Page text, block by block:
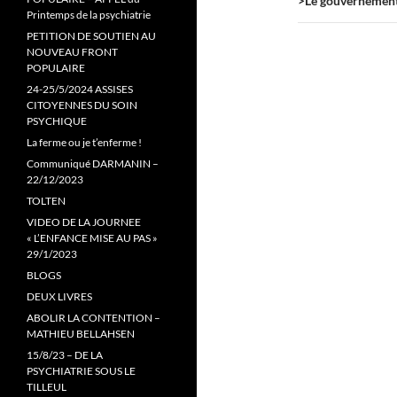
Printemps de la psychiatrie
PETITION DE SOUTIEN AU
NOUVEAU FRONT
POPULAIRE
24-25/5/2024 ASSISES
CITOYENNES DU SOIN
PSYCHIQUE
La ferme ou je t’enferme !
Communiqué DARMANIN –
22/12/2023
TOLTEN
VIDEO DE LA JOURNEE
« L’ENFANCE MISE AU PAS »
29/1/2023
BLOGS
DEUX LIVRES
ABOLIR LA CONTENTION –
MATHIEU BELLAHSEN
15/8/23 – DE LA
PSYCHIATRIE SOUS LE
TILLEUL